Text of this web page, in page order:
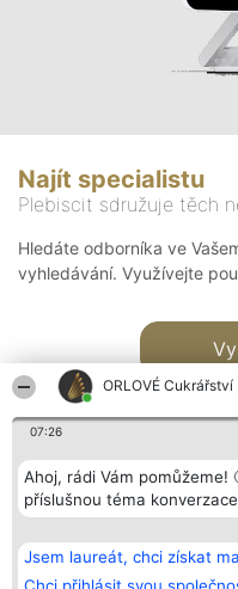
ORLOVÉ Cukrářství
07:26
Ahoj, rádi Vám pomůžeme!
příslušnou téma
Jsem laureát, chci získat
Najít specialistu
Plebiscit sdružuje těch
Hledáte odborníka ve
vyhledávání. Využívejte
Bright Side Solutions sp. z o.
o. sp. k.
ul. Ruska 22